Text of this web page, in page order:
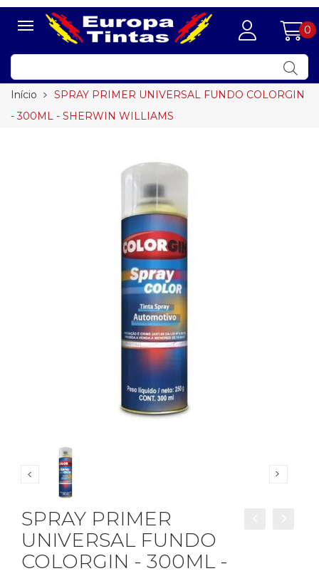
0
Início
SPRAY PRIMER UNIVERSAL FUNDO COLORGIN
- 300ML - SHERWIN WILLIAMS
SPRAY PRIMER
UNIVERSAL FUNDO
COLORGIN - 300ML -